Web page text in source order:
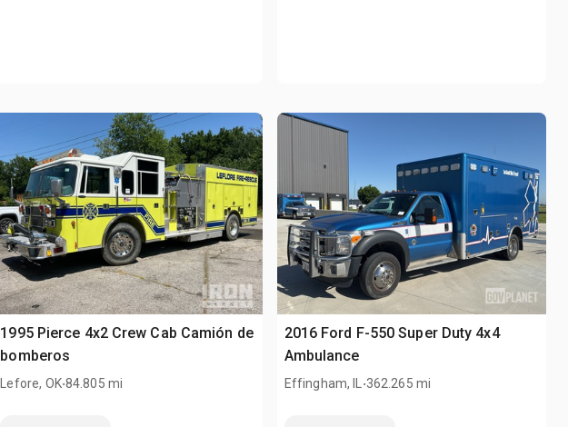
1995 Pierce 4x2 Crew Cab Camión de
bomberos
Lefore, OK.84.805 mi
2016 Ford F-550 Super Duty 4x4
Ambulance
Effingham, IL.362.265 mi